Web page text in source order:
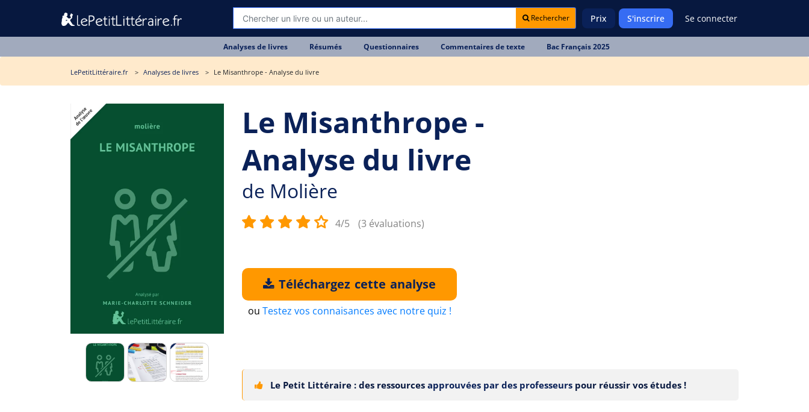
Rechercher Prix S'inscrire Se connecter
Analyses de livres Résumés Questionnaires Commentaires de texte Bac Français 2025
LePetitLittéraire.fr Analyses de livres Le Misanthrope - Analyse du livre
Le Misanthrope -
Analyse du livre
de Molière
4/5 (3 évaluations)
Téléchargez cette analyse
ou Testez vos connaisances avec notre quiz !
Le Petit Littéraire : des ressources approuvées par des professeurs pour réussir vos études !